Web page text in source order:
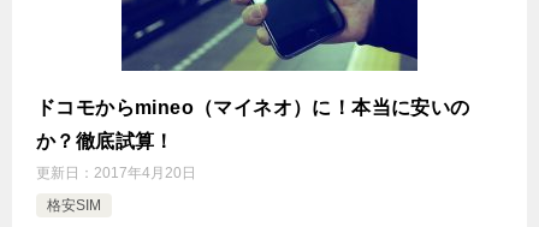
ドコモからmineo（マイネオ）に！本当に安いの
か？徹底試算！
更新日： 2017年4月20日
格安SIM